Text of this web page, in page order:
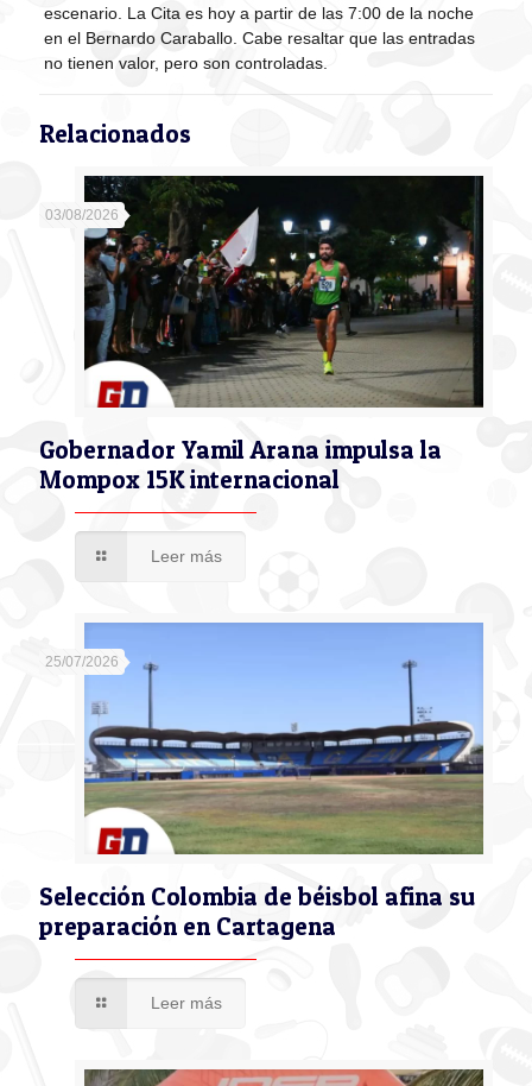
escenario. La Cita es hoy a partir de las 7:00 de la noche
en el Bernardo Caraballo. Cabe resaltar que las entradas
no tienen valor, pero son controladas.
Relacionados
03/08/2026
Gobernador Yamil Arana impulsa la
Mompox 15K internacional
Leer más
25/07/2026
Selección Colombia de béisbol afina su
preparación en Cartagena
Leer más